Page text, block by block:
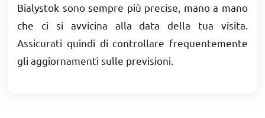
Bialystok sono sempre più precise, mano a mano
che ci si avvicina alla data della tua visita.
Assicurati quindi di controllare frequentemente
gli aggiornamenti sulle previsioni.